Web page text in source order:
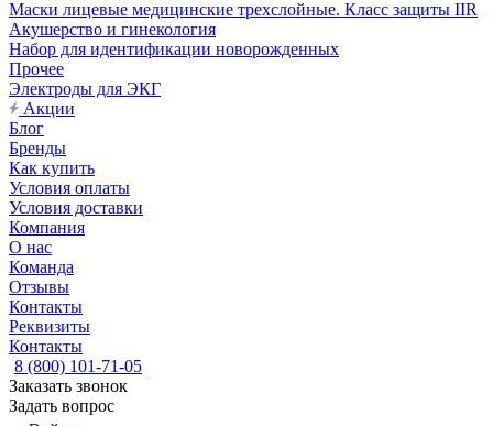
Маски лицевые медицинские трехслойные. Класс защиты IIR
Акушерство и гинекология
Набор для идентификации новорожденных
Прочее
Электроды для ЭКГ
Акции
Блог
Бренды
Как купить
Условия оплаты
Условия доставки
Компания
О нас
Команда
Отзывы
Контакты
Реквизиты
Контакты
8 (800) 101-71-05
Заказать звонок
Задать вопрос